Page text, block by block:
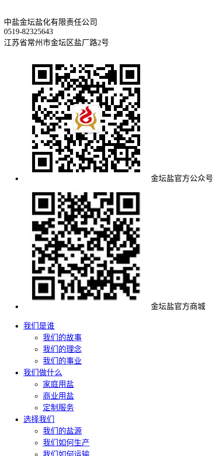
中盐金坛盐化有限责任公司
0519-82325643
江苏省常州市金坛区盐厂路2号
金坛盐官方公众号
金坛盐官方商城
我们是谁
我们的故事
我们的理念
我们的事业
我们做什么
家庭用盐
商业用盐
定制服务
选择我们
我们的盐源
我们如何生产